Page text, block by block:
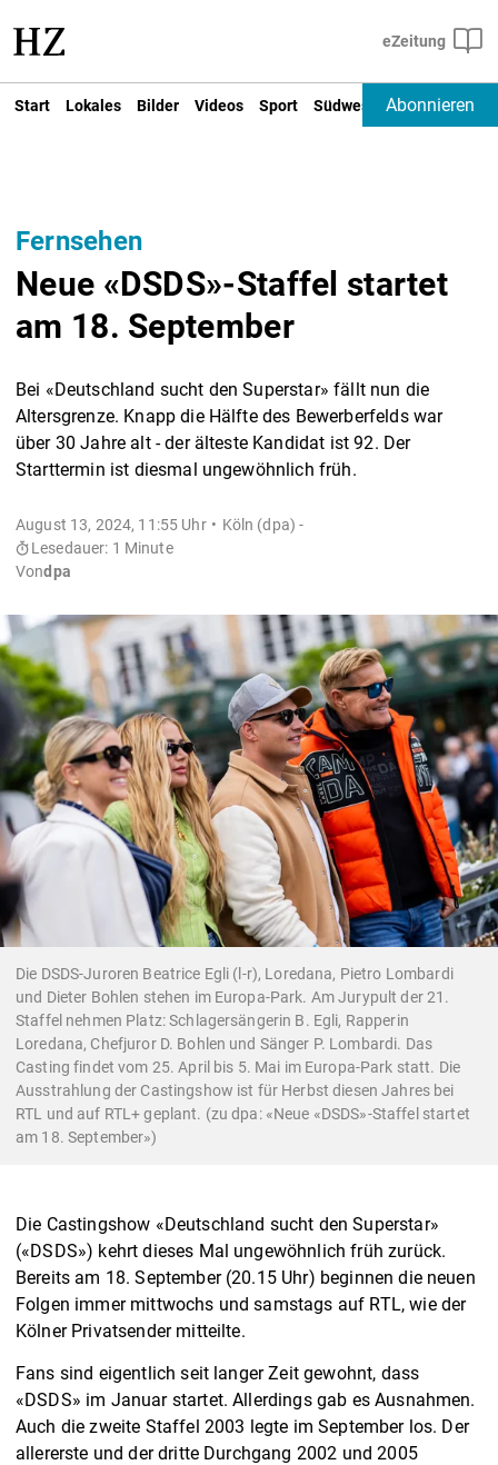
Start Lokales Bilder Videos Sport Südwest Deutschland
Abonnieren
Fernsehen
Neue «DSDS»-Staffel startet
am 18. September
Bei «Deutschland sucht den Superstar» fällt nun die
Altersgrenze. Knapp die Hälfte des Bewerberfelds war
über 30 Jahre alt - der älteste Kandidat ist 92. Der
Starttermin ist diesmal ungewöhnlich früh.
August 13, 2024, 11:55 Uhr
Köln (dpa) -
Lesedauer: 1 Minute
Vondpa
Die DSDS-Juroren Beatrice Egli (l-r), Loredana, Pietro Lombardi
und Dieter Bohlen stehen im Europa-Park. Am Jurypult der 21.
Staffel nehmen Platz: Schlagersängerin B. Egli, Rapperin
Loredana, Chefjuror D. Bohlen und Sänger P. Lombardi. Das
Casting findet vom 25. April bis 5. Mai im Europa-Park statt. Die
Ausstrahlung der Castingshow ist für Herbst diesen Jahres bei
RTL und auf RTL+ geplant. (zu dpa: «Neue «DSDS»-Staffel startet
am 18. September»)
Die Castingshow «Deutschland sucht den Superstar»
(«DSDS») kehrt dieses Mal ungewöhnlich früh zurück.
Bereits am 18. September (20.15 Uhr) beginnen die neuen
Folgen immer mittwochs und samstags auf RTL, wie der
Kölner Privatsender mitteilte.
Fans sind eigentlich seit langer Zeit gewohnt, dass
«DSDS» im Januar startet. Allerdings gab es Ausnahmen.
Auch die zweite Staffel 2003 legte im September los. Der
allererste und der dritte Durchgang 2002 und 2005